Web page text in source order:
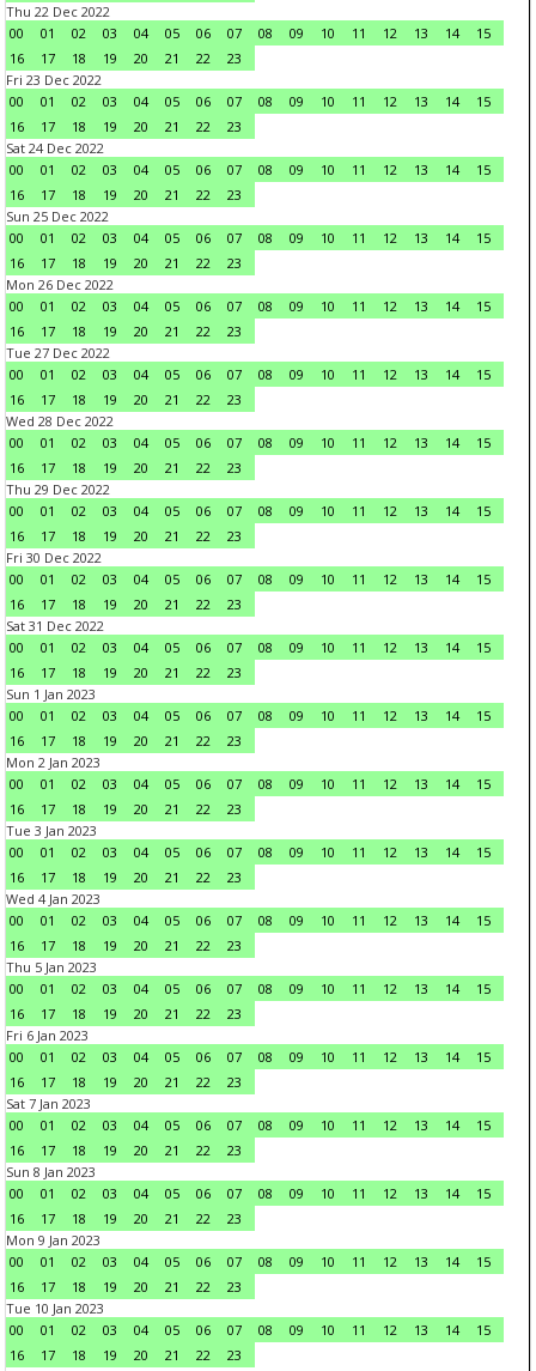
Thu 22 Dec 2022
00
01 02 03 04 05 06 07 08 09 10 11 12 13 14
15
16
17 18 19 20 21 22
23
Fri 23 Dec 2022
00
01 02 03 04 05 06 07 08 09 10 11 12 13 14
15
16
17 18 19 20 21 22
23
Sat 24 Dec 2022
00
01 02 03 04 05 06 07 08 09 10 11 12 13 14
15
16
17 18 19 20 21 22
23
Sun 25 Dec 2022
00
01 02 03 04 05 06 07 08 09 10 11 12 13 14
15
16
17 18 19 20 21 22
23
Mon 26 Dec 2022
00
01 02 03 04 05 06 07 08 09 10 11 12 13 14
15
16
17 18 19 20 21 22
23
Tue 27 Dec 2022
00
01 02 03 04 05 06 07 08 09 10 11 12 13 14
15
16
17 18 19 20 21 22
23
Wed 28 Dec 2022
00
01 02 03 04 05 06 07 08 09 10 11 12 13 14
15
16
17 18 19 20 21 22
23
Thu 29 Dec 2022
00
01 02 03 04 05 06 07 08 09 10 11 12 13 14
15
16
17 18 19 20 21 22
23
Fri 30 Dec 2022
00
01 02 03 04 05 06 07 08 09 10 11 12 13 14
15
16
17 18 19 20 21 22
23
Sat 31 Dec 2022
00
01 02 03 04 05 06 07 08 09 10 11 12 13 14
15
16
17 18 19 20 21 22
23
Sun 1 Jan 2023
00
01 02 03 04 05 06 07 08 09 10 11 12 13 14
15
16
17 18 19 20 21 22
23
Mon 2 Jan 2023
00
01 02 03 04 05 06 07 08 09 10 11 12 13 14
15
16
17 18 19 20 21 22
23
Tue 3 Jan 2023
00
01 02 03 04 05 06 07 08 09 10 11 12 13 14
15
16
17 18 19 20 21 22
23
Wed 4 Jan 2023
00
01 02 03 04 05 06 07 08 09 10 11 12 13 14
15
16
17 18 19 20 21 22
23
Thu 5 Jan 2023
00
01 02 03 04 05 06 07 08 09 10 11 12 13 14
15
16
17 18 19 20 21 22
23
Fri 6 Jan 2023
00
01 02 03 04 05 06 07 08 09 10 11 12 13 14
15
16
17 18 19 20 21 22
23
Sat 7 Jan 2023
00
01 02 03 04 05 06 07 08 09 10 11 12 13 14
15
16
17 18 19 20 21 22
23
Sun 8 Jan 2023
00
01 02 03 04 05 06 07 08 09 10 11 12 13 14
15
16
17 18 19 20 21 22
23
Mon 9 Jan 2023
00
01 02 03 04 05 06 07 08 09 10 11 12 13 14
15
16
17 18 19 20 21 22
23
Tue 10 Jan 2023
00
01 02 03 04 05 06 07 08 09 10 11 12 13 14
15
16
17 18 19 20 21 22
23